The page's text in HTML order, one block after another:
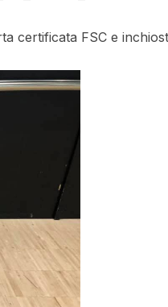
certificata FSC e